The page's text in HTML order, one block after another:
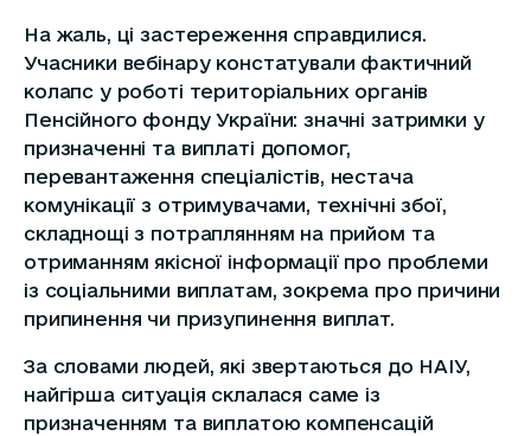
На жаль, ці застереження справдилися.
Учасники вебінару констатували фактичний
колапс у роботі територіальних органів
Пенсійного фонду України: значні затримки у
призначенні та виплаті допомог,
перевантаження спеціалістів, нестача
комунікації з отримувачами, технічні збої,
складнощі з потраплянням на прийом та
отриманням якісної інформації про проблеми
із соціальними виплатам, зокрема про причини
припинення чи призупинення виплат.
За словами людей, які звертаються до НАІУ,
найгірша ситуація склалася саме із
призначенням та виплатою компенсацій